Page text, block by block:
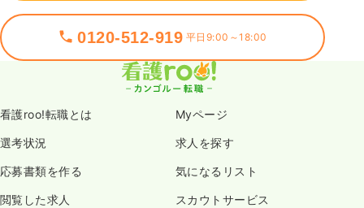
0120-512-919 平日9:00～18:00
看護roo!転職とは Myページ
選考状況 求人を探す
応募書類を作る 気になるリスト
閲覧した求人 スカウトサービス